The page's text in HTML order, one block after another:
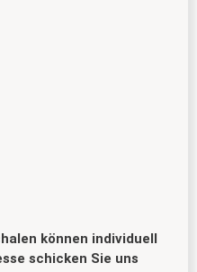
können individuell
schicken Sie uns